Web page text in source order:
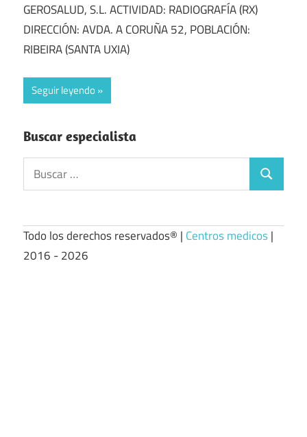
GEROSALUD, S.L. ACTIVIDAD: RADIOGRAFÍA (RX)
DIRECCIÓN: AVDA. A CORUÑA 52, POBLACIÓN:
RIBEIRA (SANTA UXIA)
Seguir leyendo
Buscar especialista
Buscar:
Buscar
Todo los derechos reservados® | Centros medicos|
2016 - 2026